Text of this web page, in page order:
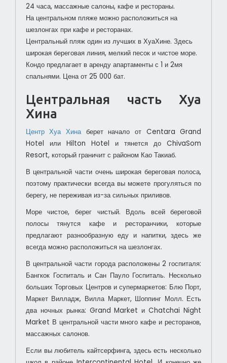
24 часа, массажные салоны, кафе и рестораны.
На центральном пляже можно расположиться на
шезлонгах при кафе и ресторанах.
Центральный пляж один из лучших в ХуаХине. Здесь
широкая береговая линия, мелкий песок и чистое море.
Кондо предлагает в аренду апартаменты с 1 и 2мя
спальнями. Цена от 25 000 бат.
Центральная часть Хуа
Хина
Центр Хуа Хинаберет начало от Centara Grand
Hotel или Hilton Hotel и тянется до ChivaSom
Resort, который граничит с районом Као Такиаб.
В центральной части очень широкая береговая полоса,
поэтому практически всегда вы можете прогуляться по
берегу, не переживая из-за сильных приливов.
Море чистое, берег чистый. Вдоль всей береговой
полосы тянутся кафе и ресторанчики, которые
предлагают разнообразную еду и напитки, здесь же
всегда можно расположиться на шезлонгах.
В центральной части города расположены 2 госпиталя:
Бангкок Госпиталь и Сан Пауло Госпиталь. Несколько
больших Торговых Центров и супермаркетов: Блю Порт,
Маркет Вилладж, Вилла Маркет, Шоппинг Молл. Есть
два ночных рынка: Grand Market и Chatchai Night
Market В центральной части много кафе и ресторанов,
массажных салонов.
Если вы любитель кайтсерфинга, здесь есть несколько